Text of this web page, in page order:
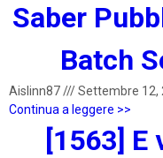
Saber
Batch
Aislinn87///Settembre 12,
Continua a leggere >>
[1563]